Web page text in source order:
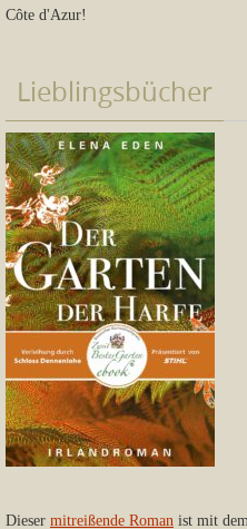
Côte d'Azur!
Lieblingsbücher
Dieser mitreißende Roman ist mit